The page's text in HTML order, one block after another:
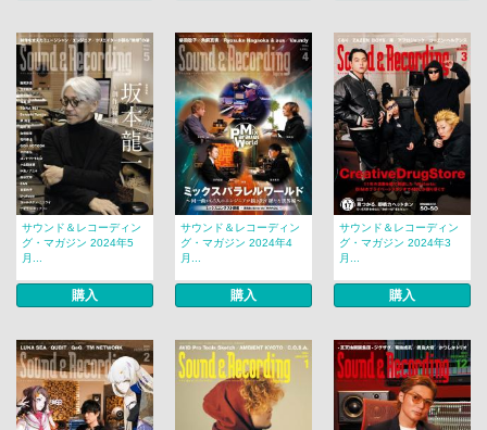
サウンド＆レコーディン
グ・マガジン 2024年5
月...
購入
サウンド＆レコーディン
グ・マガジン 2024年4
月...
購入
サウンド＆レコーディン
グ・マガジン 2024年3
月...
購入